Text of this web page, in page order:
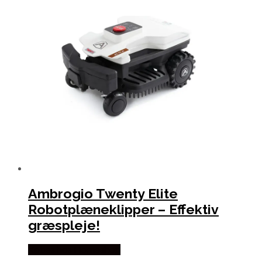
Ambrogio Twenty Elite
Robotplæneklipper – Effektiv
græspleje!